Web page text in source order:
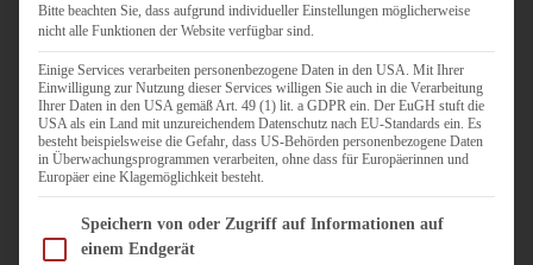
FLEISCH & FISCH
GRILLEN / BARBECUE
HERZHAFTES BACKEN
ONE-POT-GERICHTE
PASTA & NUDELGERICHTE
PIZZA, TARTES & QUICHES
REIS & RISOTTO
SALATE & SNACKS
SUPPENKASPEREIEN
Bitte beachten Sie, dass aufgrund individueller Einstellungen möglicherweise
nicht alle Funktionen der Website verfügbar sind.
Einige Services verarbeiten personenbezogene Daten in den USA. Mit Ihrer
Einwilligung zur Nutzung dieser Services willigen Sie auch in die Verarbeitung
Ihrer Daten in den USA gemäß Art. 49 (1) lit. a GDPR ein. Der EuGH stuft die
USA als ein Land mit unzureichendem Datenschutz nach EU-Standards ein. Es
besteht beispielsweise die Gefahr, dass US-Behörden personenbezogene Daten
in Überwachungsprogrammen verarbeiten, ohne dass für Europäerinnen und
Europäer eine Klagemöglichkeit besteht.
Im Folgenden finden Sie eine Liste der Zwecke des IAB Transparency and Consent
Speichern von oder Zugriff auf Informationen auf
einem Endgerät